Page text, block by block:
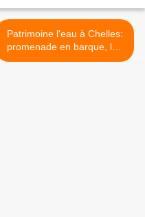
Patrimoine l'eau à Chelles:
promenade en barque, les
îles de la Marne >